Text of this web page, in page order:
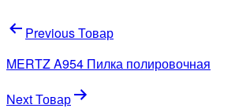
Навигация
по
записям
Previous Товар
MERTZ A954 Пилка полировочная
Next Товар